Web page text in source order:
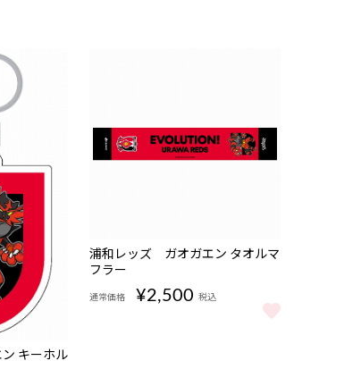
キーホル
NEW
販売期
間
08/07
17:00〜
浦和レッズ ガオガエン タオルマ
フラー
通常価格 ¥2,500 税込
浦和レッズ ガオガエン タオルマフラー をもっ